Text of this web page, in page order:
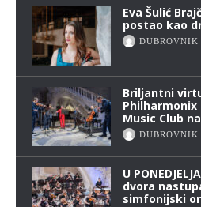
Eva Šulić
postao kao
DUBROVNIK
Briljantni
Philharmonix
Music Club
DUBROVNIK
U
dvora
simfonijski